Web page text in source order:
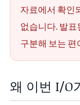
자료에서 확인
없습니다. 발
구분해 보는 편
왜 이번 I/O